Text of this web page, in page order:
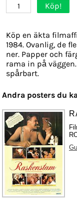
1 Köp!
Köp en äkta
1984. Ovanlig, de
ner. Papper och
rama in på
spårbart.
Andra posters du